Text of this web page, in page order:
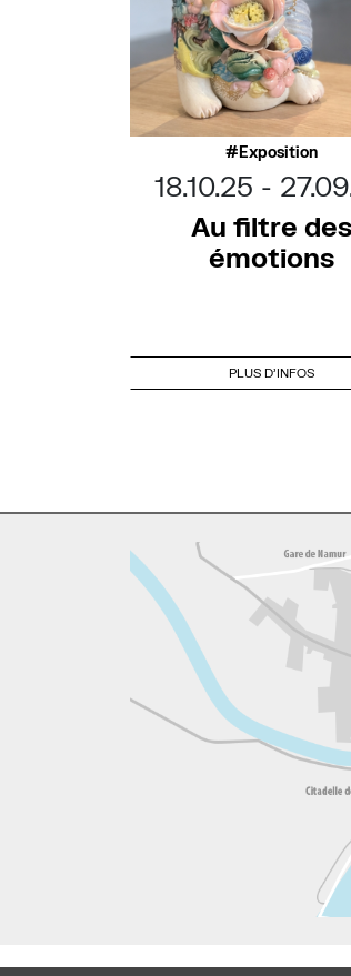
Exposition
18.10.25
Au filtre des
émotions
PLUS D'INFOS